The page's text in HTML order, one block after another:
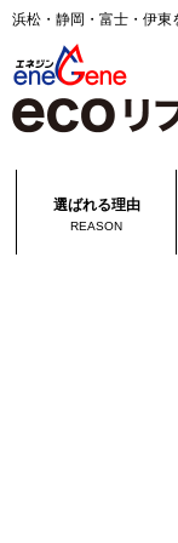
浜松・静岡・富士・伊
選ばれる理由
REASON